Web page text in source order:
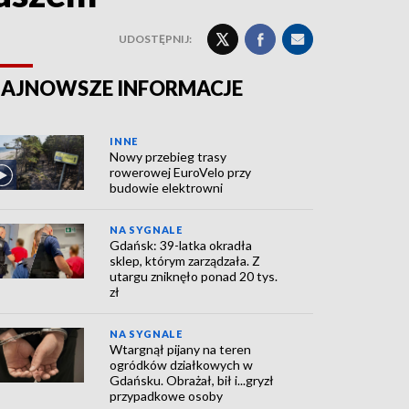
UDOSTĘPNIJ:
INFORMACJE
INNE
Nowy przebieg trasy
rowerowej EuroVelo przy
budowie elektrowni
NA SYGNALE
Gdańsk: 39-latka okradła
sklep, którym zarządzała. Z
utargu zniknęło ponad 20 tys.
zł
NA SYGNALE
Wtargnął pijany na teren
ogródków działkowych w
Gdańsku. Obrażał, bił i...gryzł
przypadkowe osoby